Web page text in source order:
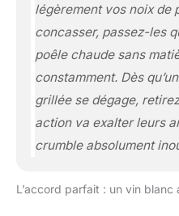
légèrement vos noix de
concasser, passez-les
poêle chaude sans
constamment. Dès
grillée se dégage,
action va exalter leurs
crumble absolument
L’accord parfait : un vin blanc